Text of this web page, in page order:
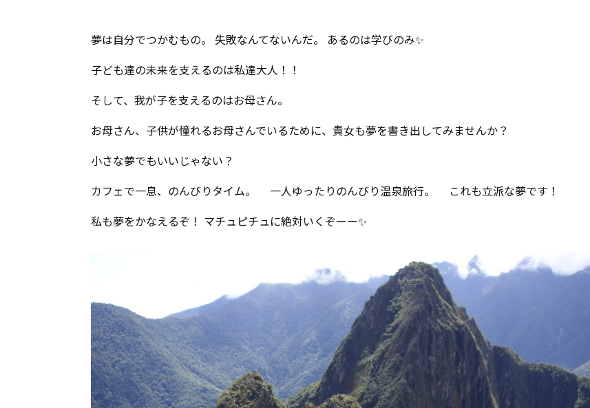
夢は自分でつかむもの。 失敗なんてないんだ。 あるのは学びのみ✨
子ども達の未来を支えるのは私達大人！！
そして、我が子を支えるのはお母さん。
お母さん、子供が憧れるお母さんでいるために、貴女も夢を書き出してみませんか？
小さな夢でもいいじゃない？
カフェで一息、のんびりタイム。 一人ゆったりのんびり温泉旅行。 これも立派な夢です！
私も夢をかなえるぞ！ マチュピチュに絶対いくぞーー✨